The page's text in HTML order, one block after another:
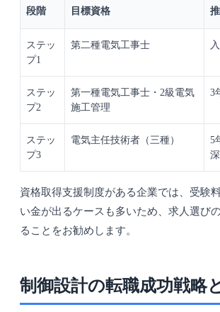
段階 目標資格
ステッ
プ1
第二種電気工事士
ステッ
プ2
第一種電気工事士・2級電気
施工管理
3
ステッ
プ3
電気主任技術者（三種）
5
資格取得支援制度がある企業では、受験
い金が出るケースも多いため、求人選び
ることをお勧めします。
制御設計の転職成功戦略